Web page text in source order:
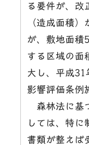
る要件が、改
（造成面積
が、敷地面積
する区域の面
大し、平成31
影響評価条例
森林法に基
しては、特に
書類が整えば